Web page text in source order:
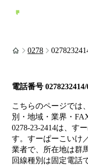
0278
電話番号
こちらのページでは、
別・地域・業界・
0278-23-2414は、 す
す。 すーぱーこいけ
業者で、所在地は群
回線種別は固定電話